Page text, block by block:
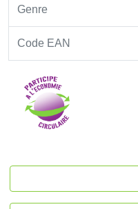
Genre
Code EAN